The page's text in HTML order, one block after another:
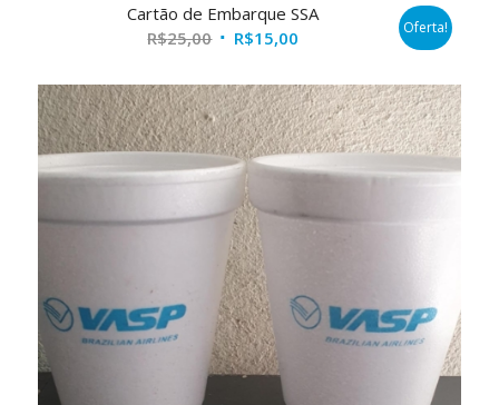
Cartão de Embarque SSA
R$25,00 O
original
era:
R$25,00.
R$15,00
atual
é:
R$15,00.
Oferta!